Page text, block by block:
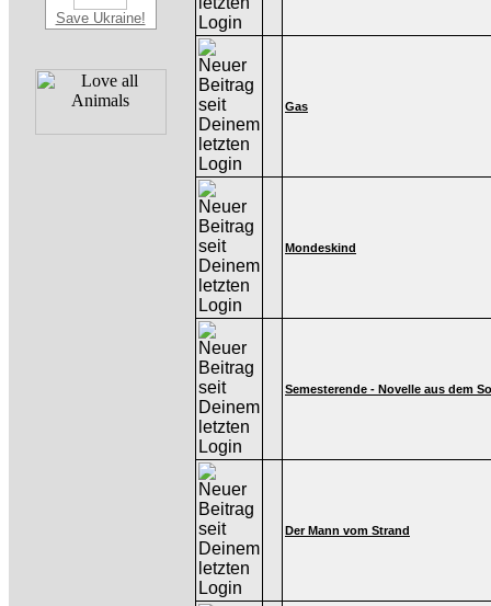
Save Ukraine!
Gas
Mondeskind
Semesterende - Novelle aus dem
Der Mann vom Strand